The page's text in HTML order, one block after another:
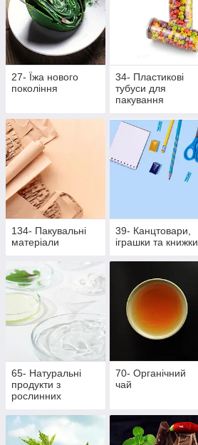
27- Їжа нового
покоління
34- Пластикові
тубуси для
пакування
134- Пакувальні
матеріали
39- Канцтовари,
іграшки та книжки
65- Натуральні
продукти з
рослинних
70- Органічний
чай